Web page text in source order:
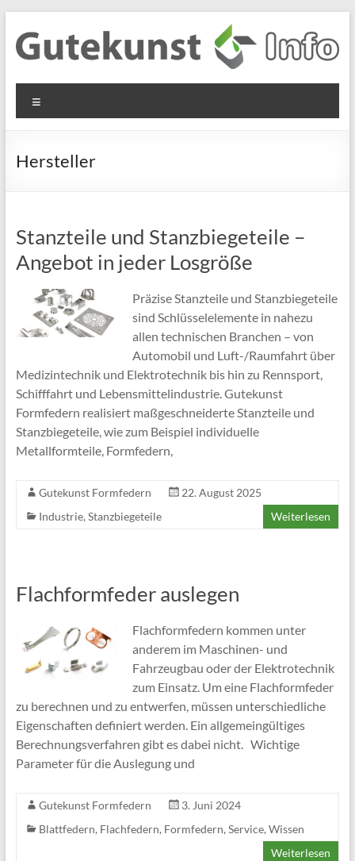
Inhalt
springen
Gutekunst
Formfedern
GmbH
Informationen
Flachmaterial
Hersteller
Stanzteile und Stanzbiegeteile –
Angebot in jeder Losgröße
Präzise Stanzteile und Stanzbiegeteile
sind Schlüsselelemente in nahezu
allen technischen Branchen – von
Automobil und Luft-/Raumfahrt über
Medizintechnik und Elektrotechnik bis hin zu Rennsport,
Schifffahrt und Lebensmittelindustrie. Gutekunst
Formfedern realisiert maßgeschneiderte Stanzteile und
Stanzbiegeteile, wie zum Beispiel individuelle
Metallformteile, Formfedern,
Gutekunst Formfedern
22. August 2025
Industrie, Stanzbiegeteile Weiterlesen
Flachformfeder auslegen
Flachformfedern kommen unter
anderem im Maschinen- und
Fahrzeugbau oder der Elektrotechnik
zum Einsatz. Um eine Flachformfeder
zu berechnen und zu entwerfen, müssen unterschiedliche
Eigenschaften definiert werden. Ein allgemeingültiges
Berechnungsverfahren gibt es dabei nicht. Wichtige
Parameter für die Auslegung und
Gutekunst Formfedern
3. Juni 2024
Blattfedern, Flachfedern, Formfedern, Service, Wissen
Weiterlesen